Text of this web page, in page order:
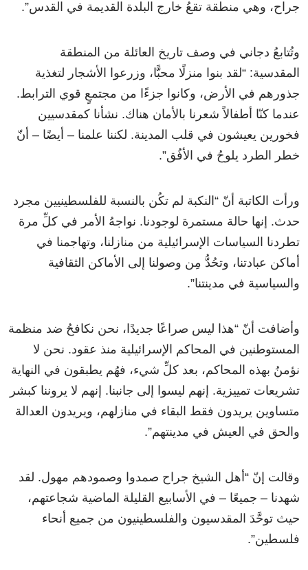
جراح، وهي منطقة تقعُ خارج البلدة القديمة في القدس”.
وتُتابعُ دجاني في وصف تاريخ العائلة من المنطقة
المقدسية: “لقد بنوا منزلًا محبًّا، وزرعوا الأشجار لتغذية
جذورهم في الأرض، وكانوا جزءًا من مجتمعٍ قوي الترابط.
عندما كنّا أطفالاً شعرنا بالأمان هناك. نشأنا كمقدسيين
فخورين يعيشون في قلب المدينة. لكننا علمنا – أيضًا – أنّ
خطر الطرد يلوحُ في الأفُق”.
ورأت الكاتبة أنّ “النكبة لم تكُن بالنسبة للفلسطينيين مجرد
حدث. إنها حالة مستمرة لوجودنا. نواجهُ الأمر في كلِّ مرة
تطردنا السياسات الإسرائيلية من منازلنا، وتهاجمنا في
أماكن عبادتنا، وتحُدُّ مِن وصولنا إلى الأماكن الثقافية
والسياسية في مدينتنا”.
وأضافت أنّ “هذا ليس صراعًا جديدًا، نحن نكافحُ ضد منظمة
المستوطنين في المحاكم الإسرائيلية منذ عقود. نحن لا
نؤمنُ بهذه المحاكم، بعد كلِّ شيء، فهُم يطبقون في النهاية
تشريعات تمييزية. إنهم ليسوا إلى جانبنا. إنهم لا يروننا كبشر
متساوين يريدون فقط البقاء في منازلهم، ويريدون العدالة
والحق في العيش في مدينتهم”.
وقالت إنّ “أهل الشيخ جراح صمدوا وصمودهم مهول. لقد
شهدنا – جميعًا – في الأسابيع القليلة الماضية شجاعتهم،
حيث توحَّدَ المقدسيون والفلسطينيون من جميع أنحاء
فلسطين”.